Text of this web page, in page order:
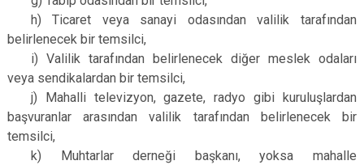
h) Ticaret veya sanayi odasından valilik tarafından
belirlenecek bir temsilci,
i) Valilik tarafından belirlenecek diğer meslek odaları
veya sendikalardan bir temsilci,
j) Mahalli televizyon, gazete, radyo gibi kuruluşlardan
başvuranlar arasından valilik tarafından belirlenecek bir
temsilci,
k) Muhtarlar derneği başkanı, yoksa mahalle